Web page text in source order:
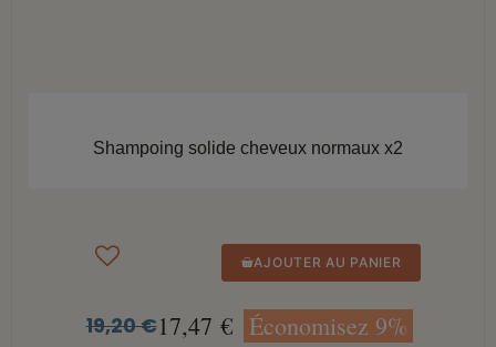
Shampoing solide cheveux normaux x2
AJOUTER AU PANIER
19,20 €17,47 € Économisez 9%